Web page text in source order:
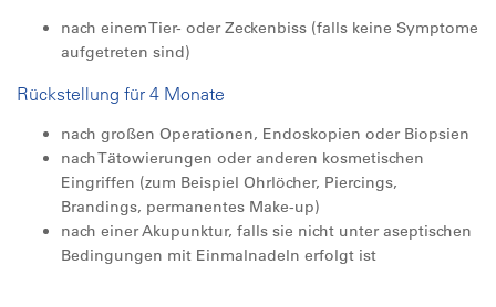
nach einem Tier- oder Zeckenbiss (falls keine Symptome
aufgetreten sind)
Rückstellung für 4 Monate
nach großen Operationen, Endoskopien oder Biopsien
nach Tätowierungen oder anderen kosmetischen
Eingriffen (zum Beispiel Ohrlöcher, Piercings,
Brandings, permanentes Make-up)
nach einer Akupunktur, falls sie nicht unter aseptischen
Bedingungen mit Einmalnadeln erfolgt ist